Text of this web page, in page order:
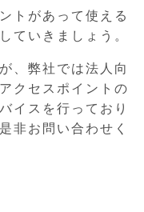
トがあって使える
ていきましょう。
、弊社では法人向
クセスポイントの
イスを行っており
非お問い合わせく